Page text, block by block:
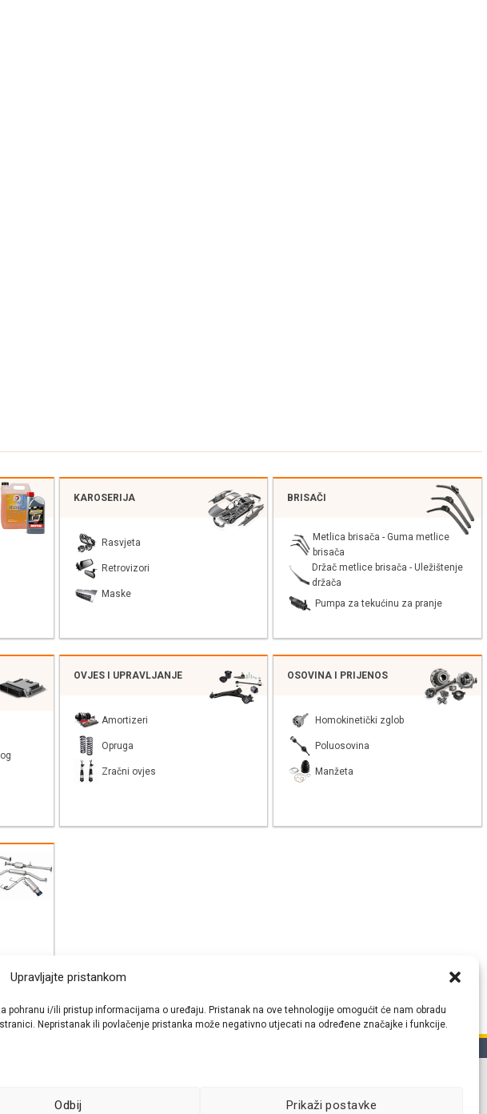
Upravljajte pristankom
i/ili pristup informacijama o uređaju. Pristanak na ove tehnologije omogućit će nam obradu
Nepristanak ili povlačenje pristanka može negativno utjecati na određene značajke i funkcije.
Odbij Prikaži postavke
KAROSERIJA
Rasvjeta
Retrovizori
Maske
BRISAČI
Metlica brisača - Guma metlice
brisača
Držač metlice brisača - Uležištenje
držača
Pumpa za tekućinu za pranje
OVJES I UPRAVLJANJE
Amortizeri
Opruga
Zračni ovjes
OSOVINA I PRIJENOS
Homokinetički zglob
Poluosovina
Manžeta
poznatih i priznatih
i lakih teretnih vozila.